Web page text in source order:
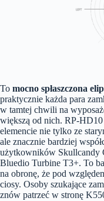
To mocno spłaszczona
praktycznie każda para
w tamtej chwili na
większą od nich. RP-
elemencie nie tylko ze
ale znacznie bardziej
użytkowników Skullcandy
Bluedio Turbine T3+. To
na obronę, że pod
ciosy. Osoby szukające
znów patrzeć w stronę